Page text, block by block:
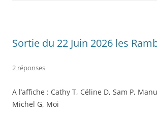
Sortie du 22 Juin 2026 les
2 réponses
A l’affiche : Cathy T, Céline D, Sam P,
Michel G, Moi